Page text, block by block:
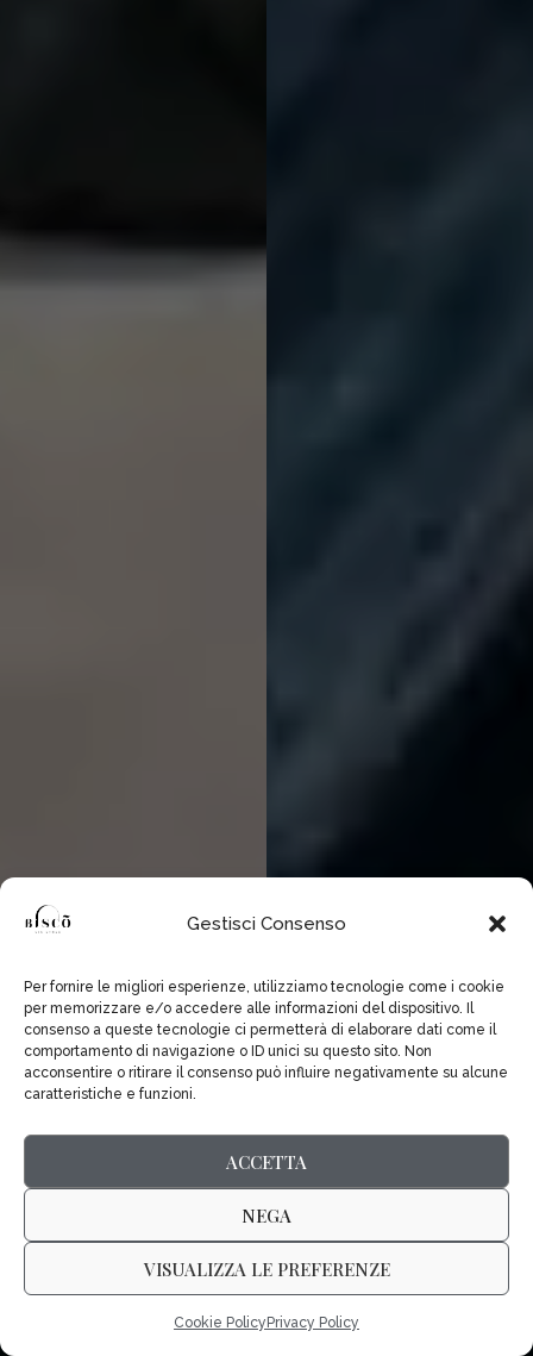
Gestisci Consenso
Per fornire le migliori esperienze, utilizziamo tecnologie come i cookie
per memorizzare e/o accedere alle informazioni del dispositivo. Il
consenso a queste tecnologie ci permetterà di elaborare dati come il
comportamento di navigazione o ID unici su questo sito. Non
acconsentire o ritirare il consenso può influire negativamente su alcune
caratteristiche e funzioni.
ACCETTA
NEGA
VISUALIZZA LE PREFERENZE
Cookie Policy Privacy Policy